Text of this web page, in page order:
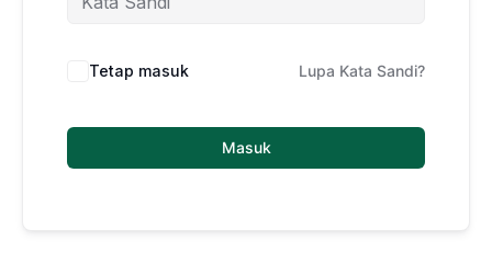
Tetap masuk Lupa Kata Sandi?
Masuk